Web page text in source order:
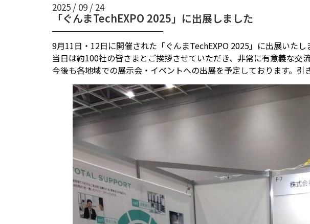
2025 / 09 / 24
「ぐんまTechEXPO 2025」に出展しました
9月11日・12日に開催された「ぐんまTechEXPO 2025」に出展いたし
当日は約100社の皆さまとご挨拶させていただき、非常に有意義な交
今後も各地域での展示会・イベントへの出展を予定しております。引